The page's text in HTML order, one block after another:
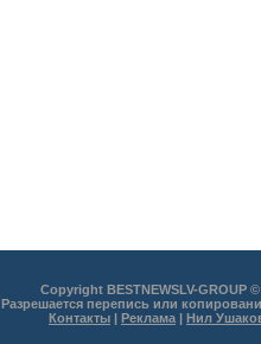
Copyright BESTNEWSLV-GROUP
Разрешается перепись или
Контакты | Реклама | Нил